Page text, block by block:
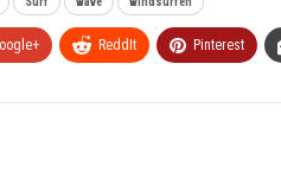
ReddIt Pinterest